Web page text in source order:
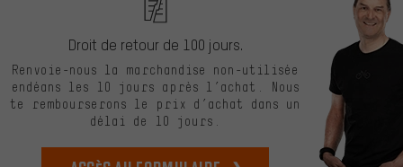
Droit de retour de 100 jours.
Renvoie-nous la marchandise non-utilisée
endéans les 10 jours après l’achat. Nous
te rembourserons le prix d’achat dans un
délai de 10 jours.